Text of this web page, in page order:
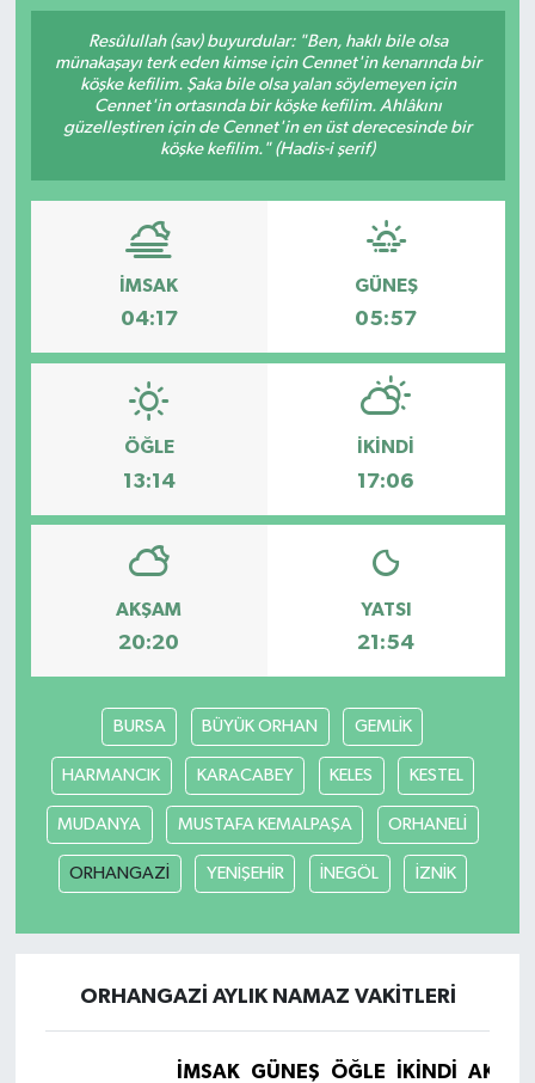
Resûlullah (sav) buyurdular: "Ben, haklı bile olsa
münakaşayı terk eden kimse için Cennet'in kenarında bir
köşke kefilim. Şaka bile olsa yalan söylemeyen için
Cennet'in ortasında bir köşke kefilim. Ahlâkını
güzelleştiren için de Cennet'in en üst derecesinde bir
köşke kefilim." (Hadis-i şerif)
İMSAK
04:17
GÜNEŞ
05:57
ÖĞLE
13:14
İKINDI
17:06
AKŞAM
20:20
YATSI
21:54
BURSA BÜYÜK ORHAN GEMLİK
HARMANCIK KARACABEY KELES KESTEL
MUDANYA MUSTAFA KEMALPAŞA ORHANELİ
ORHANGAZİ YENİŞEHİR İNEGÖL İZNİK
ORHANGAZİ AYLIK NAMAZ VAKITLERI
İMSAK GÜNEŞ ÖĞLE İKINDI